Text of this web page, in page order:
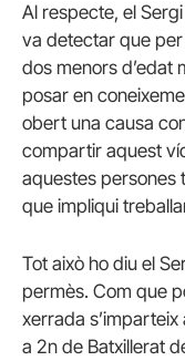
Al respecte, el
va detectar que
dos menors d’edat
posar en
obert una causa
compartir aquest
aquestes persones
que impliqui
Tot això ho diu el
permès. Com que
xerrada
a 2n de Batxillerat